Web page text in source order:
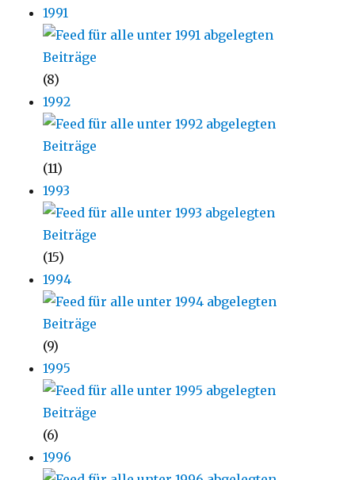
1991
(8)
1992
(11)
1993
(15)
1994
(9)
1995
(6)
1996